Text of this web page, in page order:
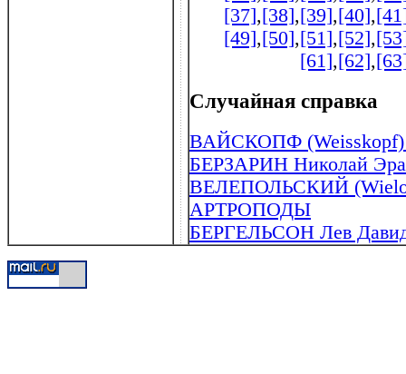
[37],[38],[39],[40],
[49],[50],[51],[52],
[61],[62],
Случайная справка
ВАЙСКОПФ (Weisskopf)
БЕРЗАРИН Николай
ВЕЛЕПОЛЬСКИЙ
АРТРОПОДЫ
БЕРГЕЛЬСОН Лев